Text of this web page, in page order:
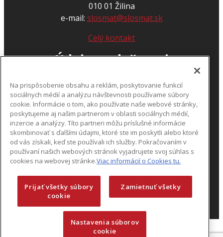
010 01 Žilina
e-mail: slosmat@slosmat.sk
Celý kontakt
Údaje spoločnosti
IČO:31 568 840
DIČ:2020449233
IČ DPH:SK2020449233
obchodný register:www.orsr.sk
Otváracia doba
GPS súradnice
49.225920, 18.726061
Na prispôsobenie obsahu a reklám, poskytovanie funkcií
sociálnych médií a analýzu návštevnosti používame súbory
cookie. Informácie o tom, ako používate naše webové stránky,
poskytujeme aj našim partnerom v oblasti sociálnych médií,
inzercie a analýzy. Títo partneri môžu príslušné informácie
skombinovať s ďalšími údajmi, ktoré ste im poskytli alebo ktoré
od vás získali, keď ste používali ich služby. Pokračovaním v
používaní našich webových stránok vyjadrujete svoj súhlas s
cookies na webovej stránke.Viac informácií o Cookies tu.
Prijať všetky súbory
cookie
Zamietnuť všetky
Nastavenia súborov
cookie